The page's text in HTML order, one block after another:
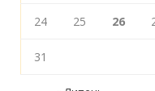
24 25 26
31